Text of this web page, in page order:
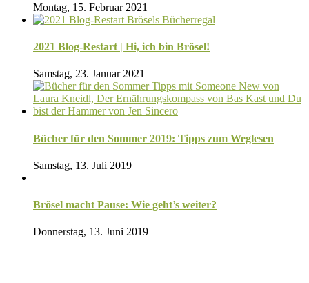
Montag, 15. Februar 2021
2021 Blog-Restart | Hi, ich bin Brösel!
Samstag, 23. Januar 2021
Bücher für den Sommer 2019: Tipps zum Weglesen
Samstag, 13. Juli 2019
Brösel macht Pause: Wie geht’s weiter?
Donnerstag, 13. Juni 2019